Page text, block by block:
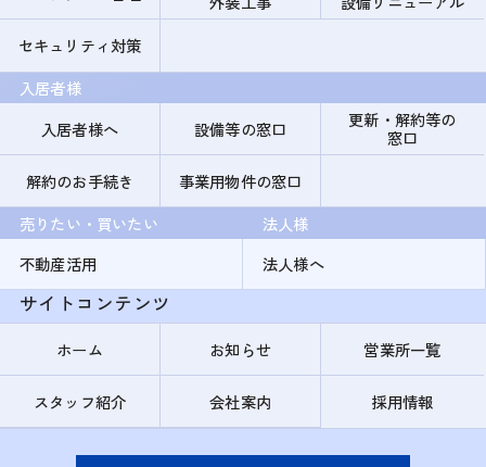
セキュリティ対策
入居者様
入居者様へ
設備等の窓口
更新・解約等の
窓口
解約のお手続き
事業用物件の窓口
売りたい・買いたい
不動産活用
法人様
法人様へ
サイトコンテンツ
ホーム お知らせ 営業所一覧
スタッフ紹介 会社案内 採用情報